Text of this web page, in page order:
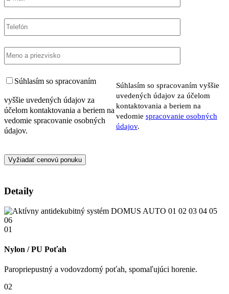
Súhlasím so spracovaním
vyššie uvedených údajov za
účelom kontaktovania a beriem na
vedomie spracovanie osobných
údajov.
Súhlasím so spracovaním vyššie
uvedených údajov za účelom
kontaktovania a beriem na
vedomie spracovanie osobných
údajov.
Detaily
01 02 03 04 05
06
01
Nylon / PU Poťah
Paropriepustný a vodovzdorný poťah, spomaľujúci horenie.
02